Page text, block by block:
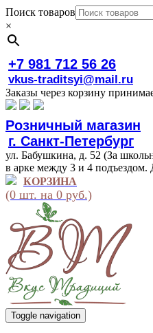
Поиск товаров
×
+7 981 712 56 26
vkus-traditsyi@mail.ru
Заказы через корзину
Розничный магазин
г. Санкт-Петербург
ул. Бабушкина, д. 52 (За
в арке между 3 и 4
КОРЗИНА
(0 шт. на 0 руб.)
Toggle navigation